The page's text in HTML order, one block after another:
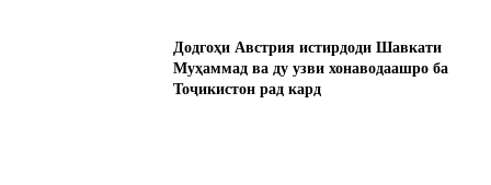
Додгоҳи Австрия истирдоди Шавкати
Муҳаммад ва ду узви хонаводаашро ба
Тоҷикистон рад кард